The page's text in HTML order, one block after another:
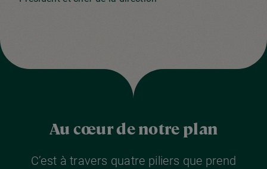
Au cœur de notre plan
C’est à travers quatre piliers que prend